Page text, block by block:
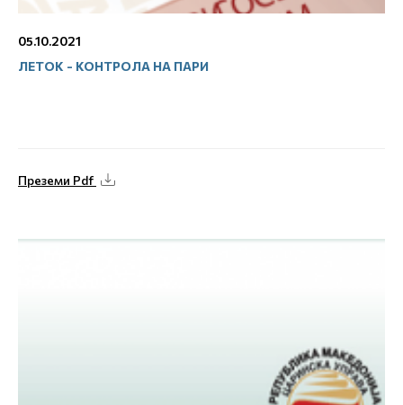
05.10.2021
ЛЕТОК - КОНТРОЛА НА ПАРИ
Преземи Pdf